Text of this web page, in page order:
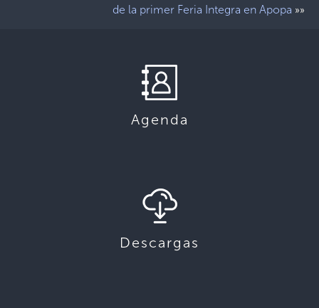
de la primer Feria Integra en Apopa »»
Agenda
Descargas